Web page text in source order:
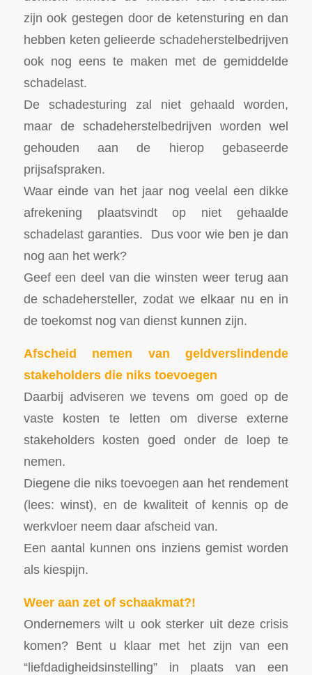
zijn ook gestegen door de ketensturing en dan
hebben keten gelieerde schadeherstelbedrijven
ook nog eens te maken met de gemiddelde
schadelast.
De schadesturing zal niet gehaald worden,
maar de schadeherstelbedrijven worden wel
gehouden aan de hierop gebaseerde
prijsafspraken.
Waar einde van het jaar nog veelal een dikke
afrekening plaatsvindt op niet gehaalde
schadelast garanties. Dus voor wie ben je dan
nog aan het werk?
Geef een deel van die winsten weer terug aan
de schadehersteller, zodat we elkaar nu en in
de toekomst nog van dienst kunnen zijn.
Afscheid nemen van geldverslindende
stakeholders die niks toevoegen
Daarbij adviseren we tevens om goed op de
vaste kosten te letten om diverse externe
stakeholders kosten goed onder de loep te
nemen.
Diegene die niks toevoegen aan het rendement
(lees: winst), en de kwaliteit of kennis op de
werkvloer neem daar afscheid van.
Een aantal kunnen ons inziens gemist worden
als kiespijn.
Weer aan zet of schaakmat?!
Ondernemers wilt u ook sterker uit deze crisis
komen? Bent u klaar met het zijn van een
“liefdadigheidsinstelling” in plaats van een